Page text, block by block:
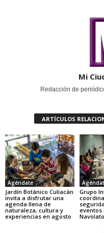
Mi
Redacción de
ARTÍCULOS
Agéndate
Jardín Botánico Culiacán
invita a disfrutar una
agenda llena de
naturaleza, cultura y
experiencias en agosto
Grupo
eventos
Navolato